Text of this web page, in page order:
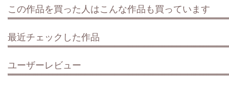
この作品を買った人はこんな作品も買っています
最近チェックした作品
ユーザーレビュー